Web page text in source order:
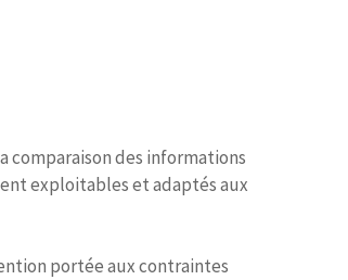
comparaison des informations
exploitables et adaptés aux
portée aux contraintes